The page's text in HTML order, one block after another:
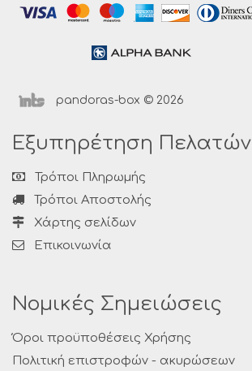
pandoras-box © 2026
Εξυπηρέτηση Πελατών
Τρόποι Πληρωμής
Τρόποι Αποστολής
Χάρτης σελίδων
Επικοινωνία
Νομικές Σημειώσεις
Όροι προϋποθέσεις Χρήσης
Πολιτική επιστροφών - ακυρώσεων